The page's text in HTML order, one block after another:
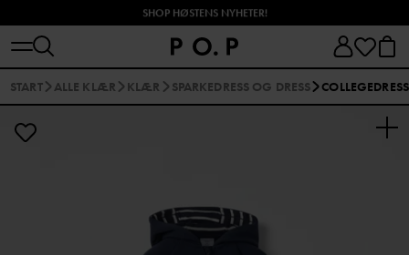
SHOP HØSTENS NYHETER!
START ALLE KLÆR KLÆR SPARKEDRESS OG DRESS COLLEGEDRESS